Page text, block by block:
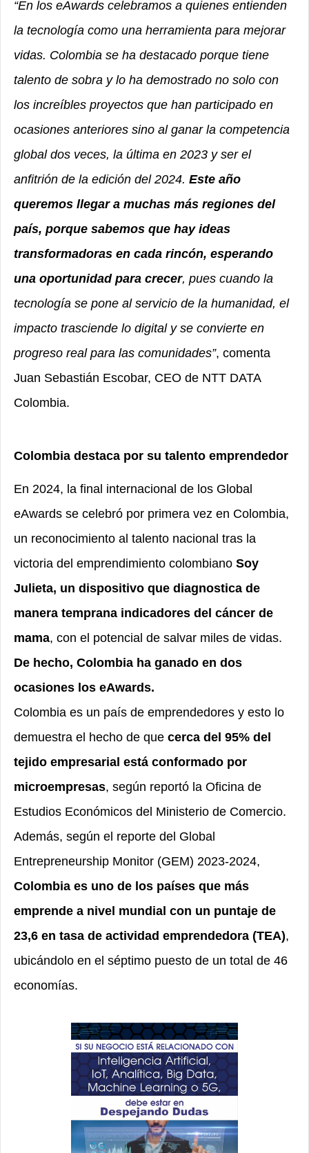
“En los eAwards celebramos a quienes entienden
la tecnología como una herramienta para mejorar
vidas. Colombia se ha destacado porque tiene
talento de sobra y lo ha demostrado no solo con
los increíbles proyectos que han participado en
ocasiones anteriores sino al ganar la competencia
global dos veces, la última en 2023 y ser el
anfitrión de la edición del 2024. Este año
queremos llegar a muchas más regiones del
país, porque sabemos que hay ideas
transformadoras en cada rincón, esperando
una oportunidad para crecer, pues cuando la
tecnología se pone al servicio de la humanidad, el
impacto trasciende lo digital y se convierte en
progreso real para las comunidades”, comenta
Juan Sebastián Escobar, CEO de NTT DATA
Colombia.
Colombia destaca por su talento emprendedor
En 2024, la final internacional de los Global
eAwards se celebró por primera vez en Colombia,
un reconocimiento al talento nacional tras la
victoria del emprendimiento colombiano Soy
Julieta, un dispositivo que diagnostica de
manera temprana indicadores del cáncer de
mama, con el potencial de salvar miles de vidas.
De hecho, Colombia ha ganado en dos
ocasiones los eAwards.
Colombia es un país de emprendedores y esto lo
demuestra el hecho de que cerca del 95% del
tejido empresarial está conformado por
microempresas, según reportó la Oficina de
Estudios Económicos del Ministerio de Comercio.
Además, según el reporte del Global
Entrepreneurship Monitor (GEM) 2023-2024,
Colombia es uno de los países que más
emprende a nivel mundial con un puntaje de
23,6 en tasa de actividad emprendedora (TEA),
ubicándolo en el séptimo puesto de un total de 46
economías.